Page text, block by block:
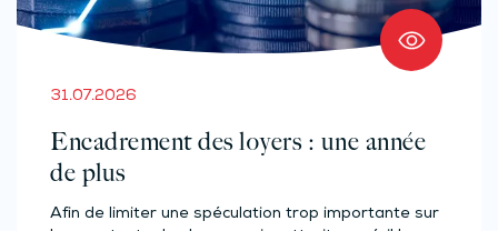
31.07.2026
Encadrement des loyers : une année
de plus
Afin de limiter une spéculation trop importante sur